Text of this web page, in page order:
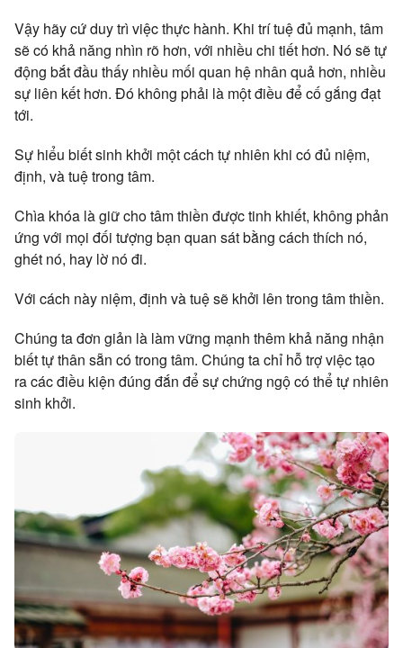
Vậy hãy cứ duy trì việc thực hành. Khi trí tuệ đủ mạnh, tâm
sẽ có khả năng nhìn rõ hơn, với nhiều chi tiết hơn. Nó sẽ tự
động bắt đầu thấy nhiều mối quan hệ nhân quả hơn, nhiều
sự liên kết hơn. Đó không phải là một điều để cố gắng đạt
tới.
Sự hiểu biết sinh khởi một cách tự nhiên khi có đủ niệm,
định, và tuệ trong tâm.
Chìa khóa là giữ cho tâm thiền được tinh khiết, không phản
ứng với mọi đối tượng bạn quan sát bằng cách thích nó,
ghét nó, hay lờ nó đi.
Với cách này niệm, định và tuệ sẽ khởi lên trong tâm thiền.
Chúng ta đơn giản là làm vững mạnh thêm khả năng nhận
biết tự thân sẵn có trong tâm. Chúng ta chỉ hỗ trợ việc tạo
ra các điều kiện đúng đắn để sự chứng ngộ có thể tự nhiên
sinh khởi.